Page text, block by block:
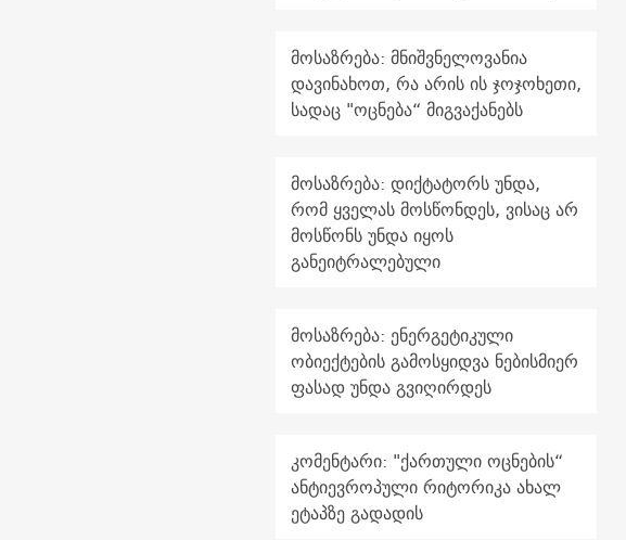
მოსაზრება: მნიშვნელოვანია
დავინახოთ, რა არის ის ჯოჯოხეთი,
სადაც "ოცნება“ მიგვაქანებს
მოსაზრება: დიქტატორს უნდა,
რომ ყველას მოსწონდეს, ვისაც არ
მოსწონს უნდა იყოს
განეიტრალებული
მოსაზრება: ენერგეტიკული
ობიექტების გამოსყიდვა ნებისმიერ
ფასად უნდა გვიღირდეს
კომენტარი: "ქართული ოცნების“
ანტიევროპული რიტორიკა ახალ
ეტაპზე გადადის